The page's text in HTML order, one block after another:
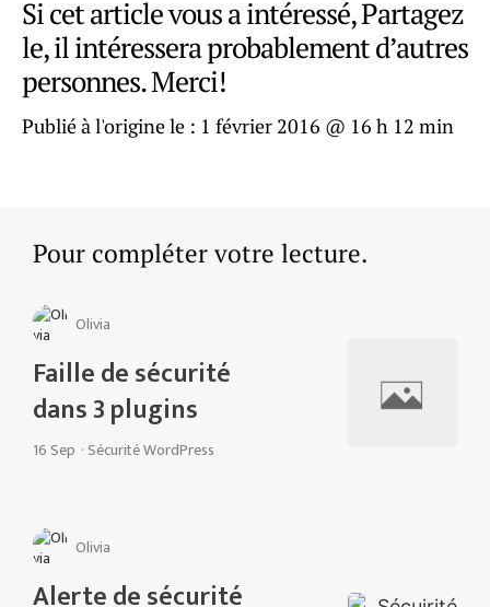
Si cet article vous a intéressé, Partagez
le, il intéressera probablement d’autres
personnes. Merci!
Publié à l'origine le : 1 février 2016 @ 16 h 12 min
Pour compléter votre lecture.
Olivia
Faille de sécurité
dans 3 plugins
16 Sep · Sécurité WordPress
Olivia
Alerte de sécurité